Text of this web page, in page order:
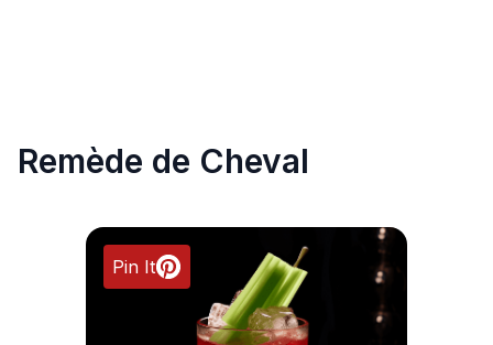
Remède de Cheval
Pin It